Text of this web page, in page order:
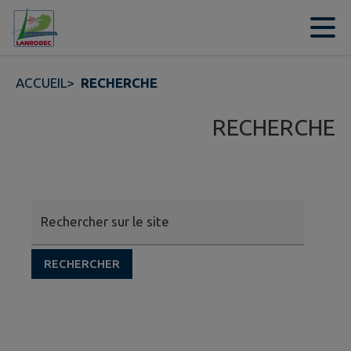
Contenu
ACCUEIL> RECHERCHE
RECHERCHE
Rechercher sur le site
RECHERCHER